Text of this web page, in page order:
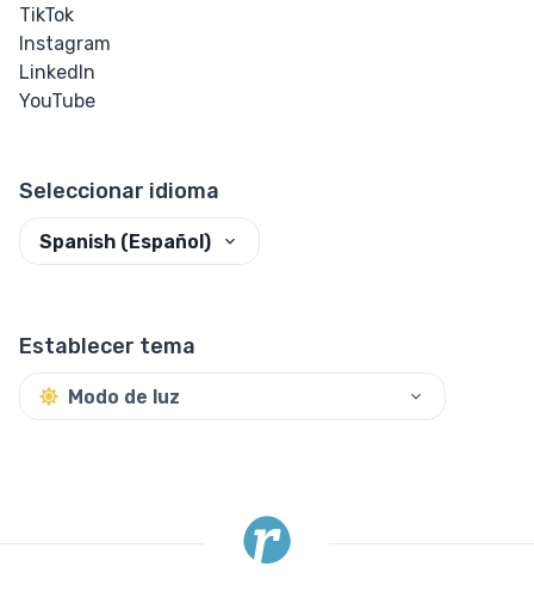
Transform
Perspectiva
Inclinar
Trasladar
Input
Botón de
Checkbox y
TikTok
Instagram
LinkedIn
YouTube
Seleccionar idioma
Spanish (Español)
Establecer tema
Modo de luz